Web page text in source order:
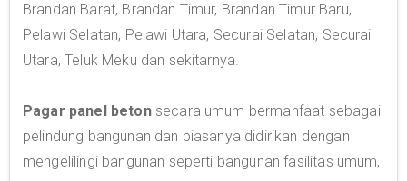
Brandan Barat, Brandan Timur, Brandan Timur Baru,
Pelawi Selatan, Pelawi Utara, Securai Selatan, Securai
Utara, Teluk Meku dan sekitarnya.
Pagar panel betonsecara umum bermanfaat sebagai
pelindung bangunan dan biasanya didirikan dengan
mengelilingi bangunan seperti bangunan fasilitas umum,